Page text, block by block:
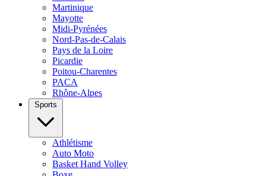
Martinique
Mayotte
Midi-Pyrénées
Nord-Pas-de-Calais
Pays de la Loire
Picardie
Poitou-Charentes
PACA
Rhône-Alpes
Sports
Athlétisme
Auto Moto
Basket Hand Volley